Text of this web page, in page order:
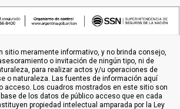
sitio meramente informativo, y no brinda consejo,
o invitación de ningún tipo, ni de
para realizar actos y/u operaciones de
o naturaleza. Las fuentes de información aquí
acceso. Los cuadros mostrados en este sitio son
de los datos de público acceso que en cada
propiedad intelectual amparada por la Ley